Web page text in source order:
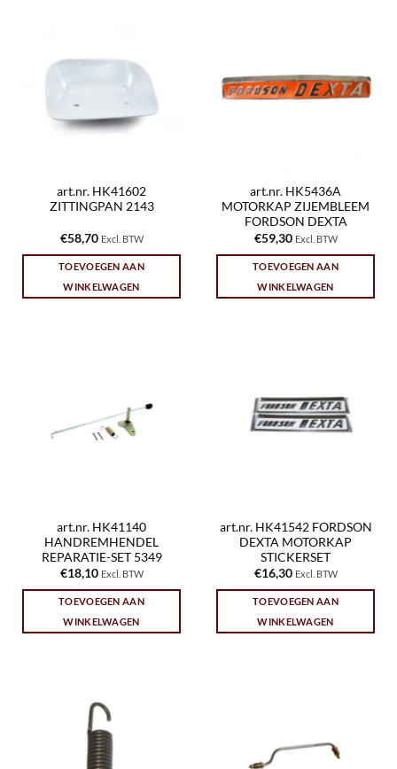
art.nr. HK41602
ZITTINGPAN 2143
€58,70 Excl. BTW
TOEVOEGEN AAN
WINKELWAGEN
art.nr. HK5436A
MOTORKAP ZIJEMBLEEM
FORDSON DEXTA
€59,30 Excl. BTW
TOEVOEGEN AAN
WINKELWAGEN
art.nr. HK41140
HANDREMHENDEL
REPARATIE-SET 5349
€18,10 Excl. BTW
TOEVOEGEN AAN
WINKELWAGEN
art.nr. HK41542 FORDSON
DEXTA MOTORKAP
STICKERSET
€16,30 Excl. BTW
TOEVOEGEN AAN
WINKELWAGEN